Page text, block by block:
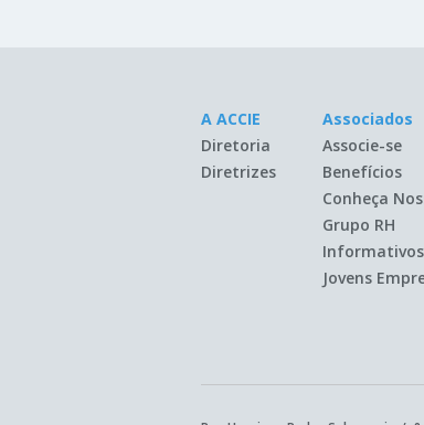
A ACCIE
Diretoria
Diretrizes
Associados
Associe-se
Benefícios
Conheça
Grupo RH
Informativos
Jovens